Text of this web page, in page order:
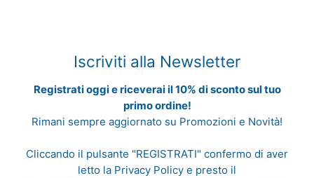
Iscriviti alla Newsletter
Registrati oggi e riceverai il 10% di sconto sul tuo
primo ordine!
Rimani sempre aggiornato su Promozioni e Novità!
Cliccando il pulsante "REGISTRATI" confermo di aver
letto la Privacy Policy e presto il